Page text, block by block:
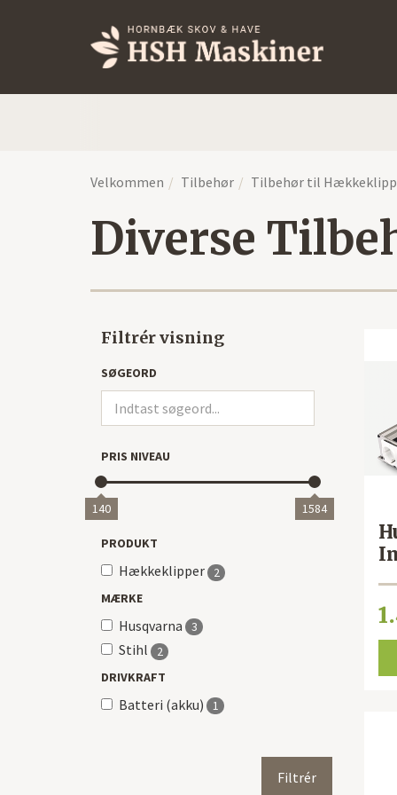
Velkommen Tilbehør Tilbehør til
Diverse
Filtrér visning
SØGEORD
PRIS NIVEAU
140 1584
PRODUKT
Hækkeklipper
2
MÆRKE
Husqvarna 3
Stihl
2
DRIVKRAFT
Batteri (akku) 1